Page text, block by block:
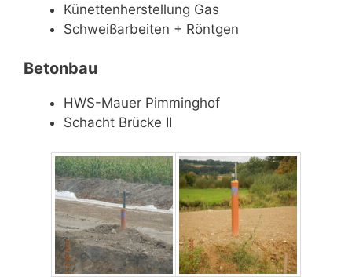
Künettenherstellung Gas
Schweißarbeiten + Röntgen
Betonbau
HWS-Mauer Pimminghof
Schacht Brücke II